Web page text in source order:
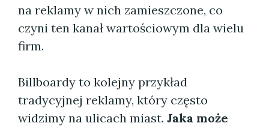
na reklamy w nich zamieszczone, co
czyni ten kanał wartościowym dla wielu
firm.
Billboardy to kolejny przykład
tradycyjnej reklamy, który często
widzimy na ulicach miast. Jaka może